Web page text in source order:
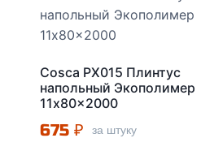
Cosca PX015 Плинтус
напольный Экополимер
11x80x2000
675₽ за штуку